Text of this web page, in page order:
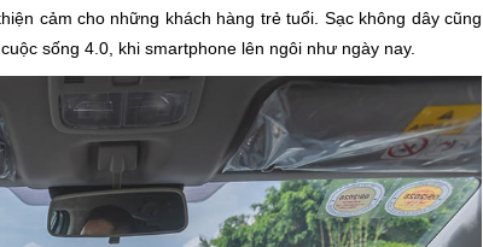
cảm cho những khách hàng trẻ tuổi. Sạc không dây cũng
sống 4.0, khi smartphone lên ngôi như ngày nay.